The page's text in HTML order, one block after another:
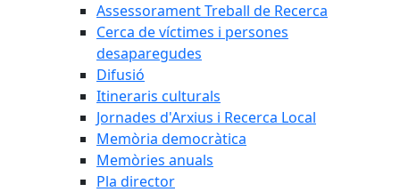
Assessorament Treball de Recerca
Cerca de víctimes i persones
desaparegudes
Difusió
Itineraris culturals
Jornades d'Arxius i Recerca Local
Memòria democràtica
Memòries anuals
Pla director